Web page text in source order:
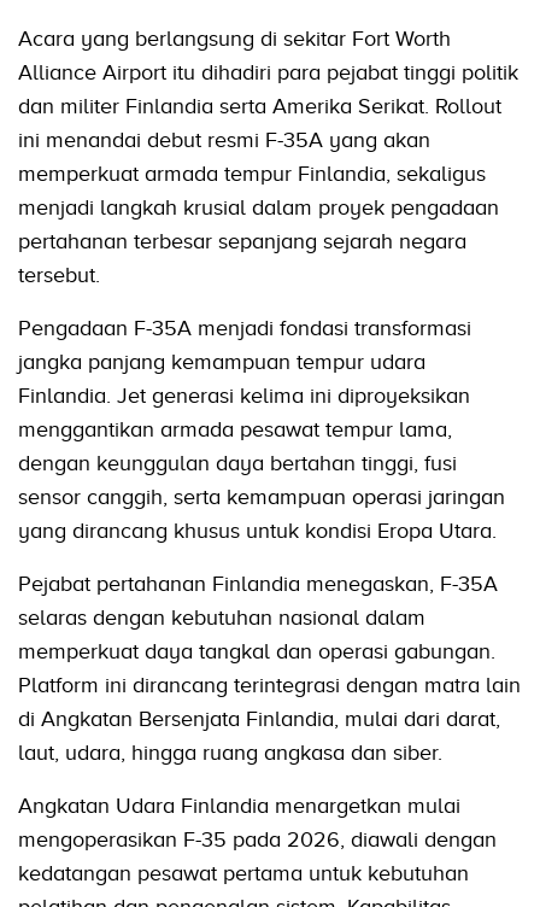
Acara yang berlangsung di sekitar Fort Worth
Alliance Airport itu dihadiri para pejabat tinggi politik
dan militer Finlandia serta Amerika Serikat. Rollout
ini menandai debut resmi F-35A yang akan
memperkuat armada tempur Finlandia, sekaligus
menjadi langkah krusial dalam proyek pengadaan
pertahanan terbesar sepanjang sejarah negara
tersebut.
Pengadaan F-35A menjadi fondasi transformasi
jangka panjang kemampuan tempur udara
Finlandia. Jet generasi kelima ini diproyeksikan
menggantikan armada pesawat tempur lama,
dengan keunggulan daya bertahan tinggi, fusi
sensor canggih, serta kemampuan operasi jaringan
yang dirancang khusus untuk kondisi Eropa Utara.
Pejabat pertahanan Finlandia menegaskan, F-35A
selaras dengan kebutuhan nasional dalam
memperkuat daya tangkal dan operasi gabungan.
Platform ini dirancang terintegrasi dengan matra lain
di Angkatan Bersenjata Finlandia, mulai dari darat,
laut, udara, hingga ruang angkasa dan siber.
Angkatan Udara Finlandia menargetkan mulai
mengoperasikan F-35 pada 2026, diawali dengan
kedatangan pesawat pertama untuk kebutuhan